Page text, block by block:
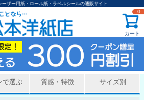
ーザー用紙・ロール紙・ラベルシールの通販サイト
カート
0
で選ぶ 質感・特徴 サイズ別